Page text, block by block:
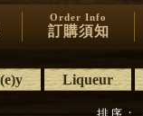
Order Info
訂購須知
Liqueur